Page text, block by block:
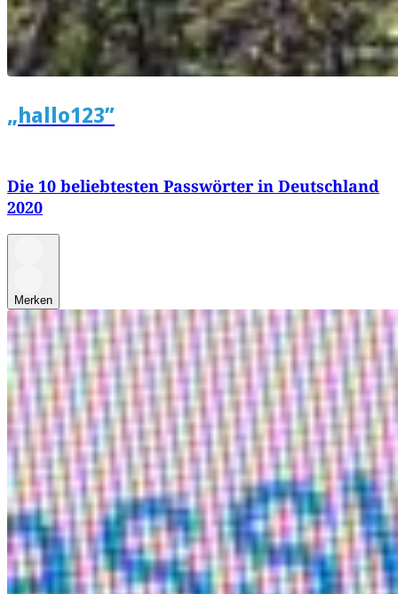
„hallo123”
Die 10 beliebtesten Passwörter in Deutschland
2020
Merken